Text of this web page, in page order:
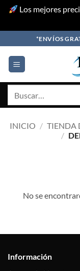
Los mejores
to
content
*ENVÍOS
INICIO / TIENDA
/
No se
Información